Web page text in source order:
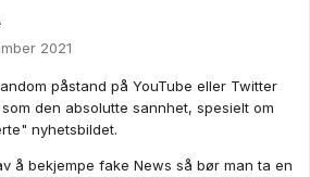
2021
påstand på YouTube eller Twitter
den absolutte sannhet, spesielt om
nyhetsbildet.
å bekjempe fake News så bør man ta en